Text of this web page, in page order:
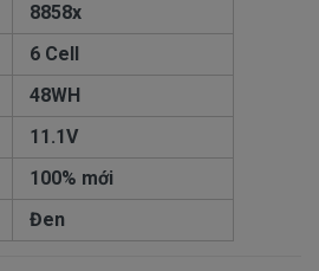
8858x
6 Cell
48WH
11.1V
100% mới
Đen